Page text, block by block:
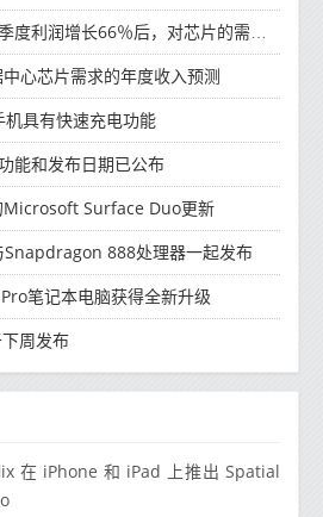
润增长66％后，对芯片的需求将增强
心芯片需求的年度收入预测
具有快速充电功能
能和发布日期已公布
Microsoft Surface Duo更新
888处理器一起发布
笔记本电脑获得全新升级
周发布
在 iPhone 和 iPad 上推出 Spatial